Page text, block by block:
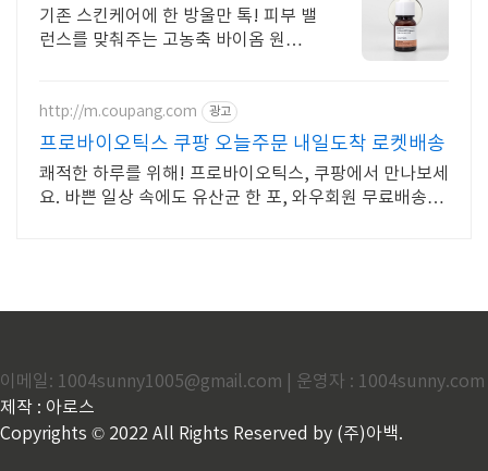
고함량
기존 스킨케어에 한 방울만 톡! 피부 밸
런스를 맞춰주는 고농축 바이옴 원액
http://m.coupang.com 광고
프로바이오틱스 쿠팡 오늘주문 내일도착 로켓배송
쾌적한 하루를 위해! 프로바이오틱스, 쿠팡에서 만나보세
요. 바쁜 일상 속에도 유산균 한 포, 와우회원 무료배송으
이메일: 1004sunny1005@gmail.com | 운영자 : 1004sunny.com
제작 : 아로스
Copyrights © 2022 All Rights Reserved by (주)아백.